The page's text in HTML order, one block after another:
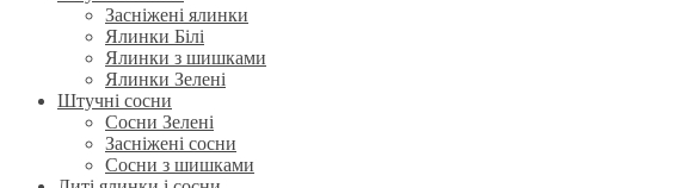
Засніжені ялинки
Ялинки Білі
Ялинки з шишками
Ялинки Зелені
Штучні сосни
Сосни Зелені
Засніжені сосни
Сосни з шишками